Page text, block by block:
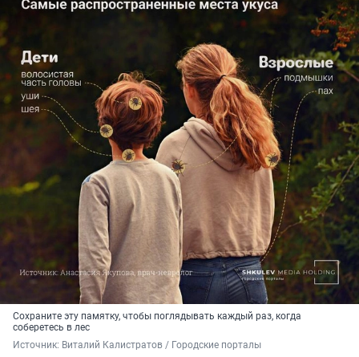
Сохраните эту памятку, чтобы поглядывать каждый раз, когда
соберетесь в лес
Источник: Виталий Калистратов / Городские порталы